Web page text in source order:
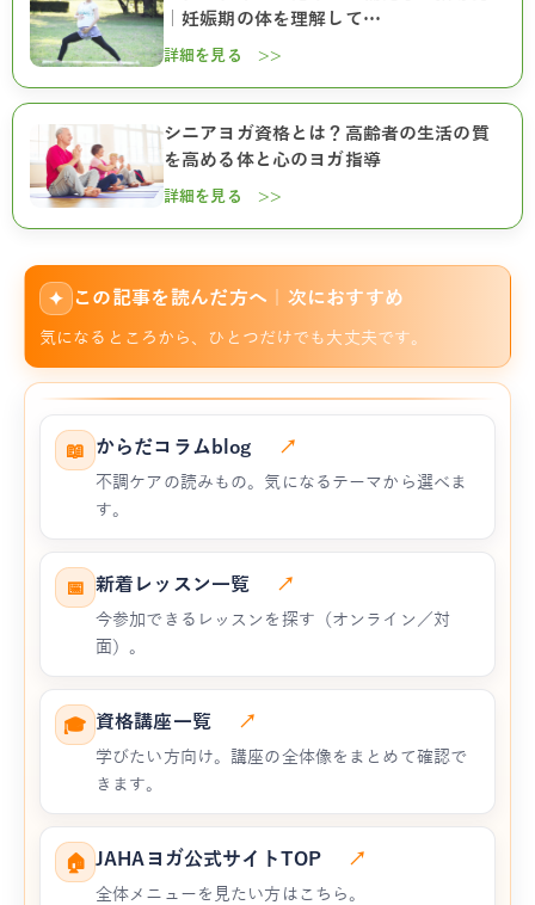
｜妊娠期の体を理解して…
詳細を見る >>
シニアヨガ資格とは？高齢者の生活の質
を高める体と心のヨガ指導
詳細を見る >>
✦ この記事を読んだ方へ｜次におすすめ
気になるところから、ひとつだけでも大丈夫です。
📖 からだコラムblog ↗
不調ケアの読みもの。気になるテーマから選べま
す。
📅 新着レッスン一覧 ↗
今参加できるレッスンを探す（オンライン／対
面）。
🎓 資格講座一覧 ↗
学びたい方向け。講座の全体像をまとめて確認で
きます。
🏠 JAHAヨガ公式サイトTOP ↗
全体メニューを見たい方はこちら。